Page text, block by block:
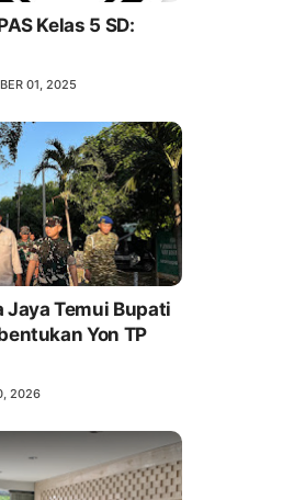
Kelas 5 SD:
01, 2025
Temui Bupati
Yon TP
2026